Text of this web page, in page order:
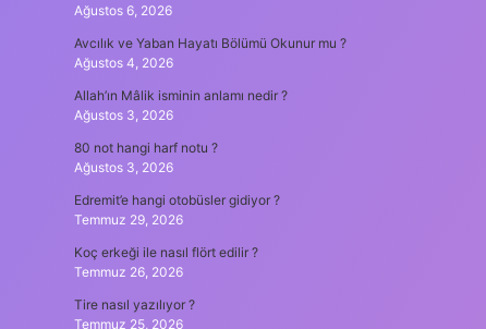
Ağustos 6, 2026
Avcılık ve Yaban Hayatı Bölümü Okunur mu ?
Ağustos 4, 2026
Allah’ın Mâlik isminin anlamı nedir ?
Ağustos 3, 2026
80 not hangi harf notu ?
Ağustos 3, 2026
Edremit’e hangi otobüsler gidiyor ?
Temmuz 29, 2026
Koç erkeği ile nasıl flört edilir ?
Temmuz 26, 2026
Tire nasıl yazılıyor ?
Temmuz 25, 2026